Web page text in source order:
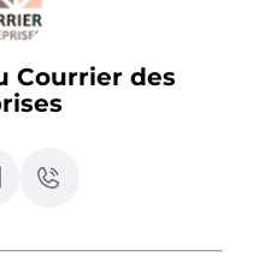
Courrier des